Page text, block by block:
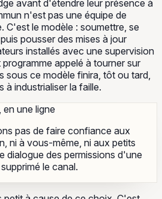
avant d'étendre leur présence à
n'est pas une équipe de
C'est le modèle : soumettre, se
pousser des mises à jour
installés avec une supervision
appelé à tourner sur
sous ce modèle finira, tôt ou tard,
à industrialiser la faille.
une ligne
pas de faire confiance aux
ni à vous-même, ni aux petits
dialogue des permissions d'une
le canal.